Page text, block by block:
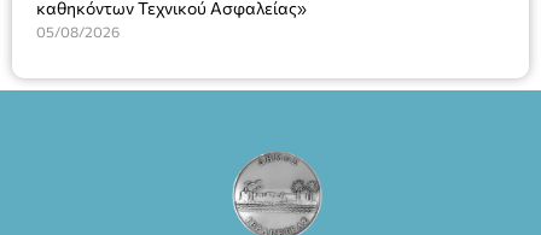
καθηκόντων Τεχνικού Ασφαλείας»
05/08/2026